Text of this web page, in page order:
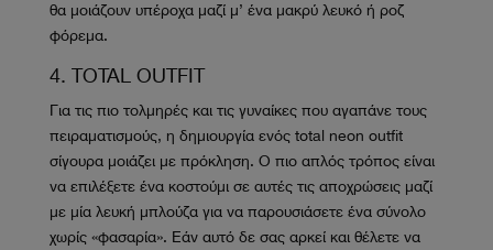
θα μοιάζουν υπέροχα μαζί μ’ ένα μακρύ λευκό ή ροζ
φόρεμα.
4. TOTAL OUTFIT
Για τις πιο τολμηρές και τις γυναίκες που αγαπάνε τους
πειραματισμούς, η δημιουργία ενός total neon outfit
σίγουρα μοιάζει με πρόκληση. Ο πιο απλός τρόπος είναι
να επιλέξετε ένα κοστούμι σε αυτές τις αποχρώσεις μαζί
με μία λευκή μπλούζα για να παρουσιάσετε ένα σύνολο
χωρίς «φασαρία». Εάν αυτό δε σας αρκεί και θέλετε να